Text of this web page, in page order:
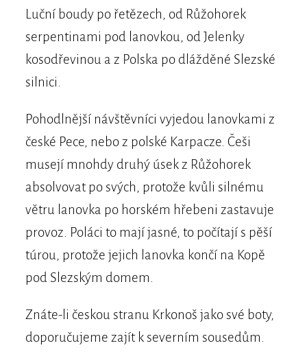
Luční boudy po řetězech, od Růžohorek
serpentinami pod lanovkou, od Jelenky
kosodřevinou a z Polska po dlážděné Slezské
silnici.
Pohodlnější návštěvníci vyjedou lanovkami z
české Pece, nebo z polské Karpacze. Češi
musejí mnohdy druhý úsek z Růžohorek
absolvovat po svých, protože kvůli silnému
větru lanovka po horském hřebeni zastavuje
provoz. Poláci to mají jasné, to počítají s pěší
túrou, protože jejich lanovka končí na Kopě
pod Slezským domem.
Znáte-li českou stranu Krkonoš jako své boty,
doporučujeme zajít k severním sousedům.